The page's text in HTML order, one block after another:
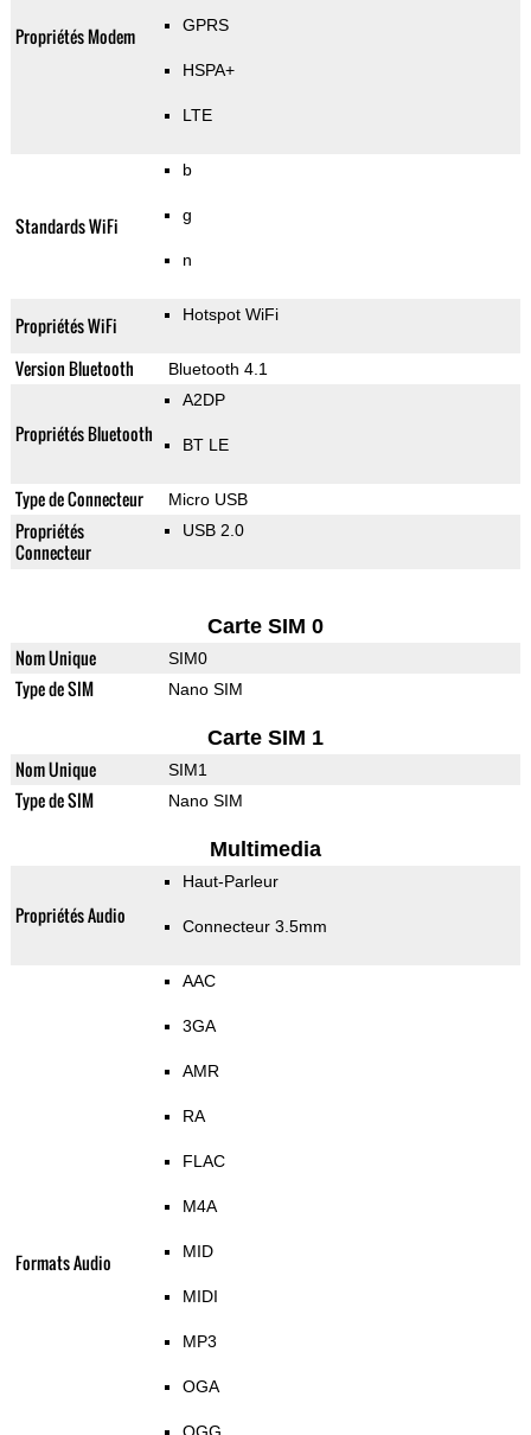
Propriétés Modem GPRS
HSPA+
LTE
Standards WiFi
b
g
n
Propriétés WiFi Hotspot WiFi
Version Bluetooth Bluetooth 4.1
Propriétés Bluetooth
A2DP
BT LE
Type de Connecteur Micro USB
Propriétés
Connecteur
USB 2.0
Carte SIM 0
Nom Unique SIM0
Type de SIM Nano SIM
Carte SIM 1
Nom Unique SIM1
Type de SIM Nano SIM
Multimedia
Propriétés Audio
Haut-Parleur
Connecteur 3.5mm
Formats Audio
AAC
3GA
AMR
RA
FLAC
M4A
MID
MIDI
MP3
OGA